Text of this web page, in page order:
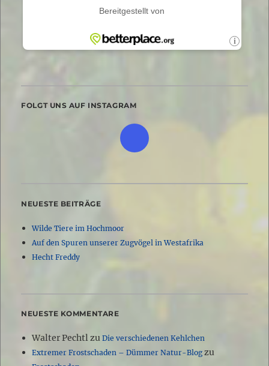
FOLGT UNS AUF INSTAGRAM
NEUESTE BEITRÄGE
Wilde Tiere im Hochmoor
Auf den Spuren unserer Zugvögel in Westafrika
Hecht Freddy
NEUESTE KOMMENTARE
Walter Pechtlzu Die verschiedenen Kehlchen
Extremer Frostschaden – Dümmer Natur-Blogzu